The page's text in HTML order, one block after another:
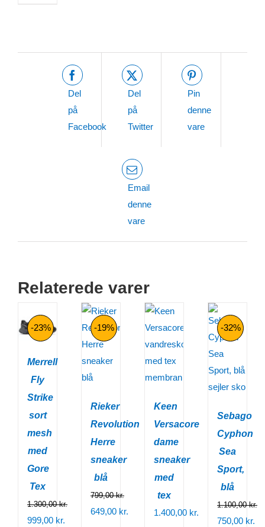
Del
på
Facebook
Del
på
Twitter
Pin
denne
vare
Email
denne
vare
Relaterede varer
-23%
Merrell
Fly
Strike
sort
mesh
med
Gore
Tex
1.300,00kr.
Den
999,00 kr.
-19%
Rieker
Revolution
Herre
sneaker
blå
799,00kr.
Den
649,00 kr.
Keen
Versacore
dame
sneaker
med
tex
1.400,00 kr.
-32%
Sebago
Cyphon
Sea
Sport,
blå
1.100,00kr.
Den
750,00 kr.